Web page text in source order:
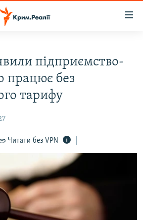
підприємство-
працює без
тарифу
Читати без VPN